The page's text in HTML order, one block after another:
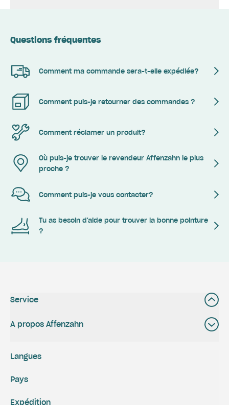
Questions fréquentes
Comment ma commande sera-t-elle expédiée?
Comment puis-je retourner des commandes ?
Comment réclamer un produit?
Où puis-je trouver le revendeur Affenzahn le plus
proche ?
Comment puis-je vous contacter?
Tu as besoin d'aide pour trouver la bonne pointure
?
Service
A propos Affenzahn
Expédition
Langues
Pays